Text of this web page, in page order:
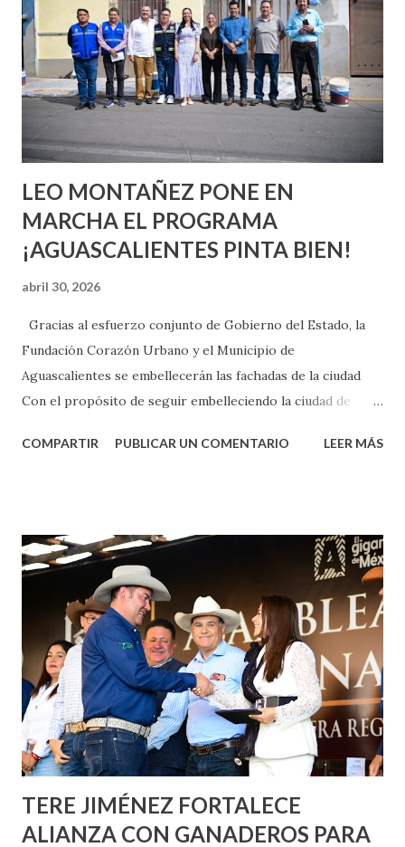
aprender y nuevas experiencias que conocer. Si eres una
chica y aún no has tenido relaciones sexuales, tal vez
pienses que el sexo será increíble y no puedas esperar para
experimentarlo, pero como cualquier persona con
experiencia te dirá, siempre es mejor cuando ambas partes
son suficientemen...
LEO MONTAÑEZ PONE EN
MARCHA EL PROGRAMA
¡AGUASCALIENTES PINTA BIEN!
abril 30, 2026
Gracias al esfuerzo conjunto de Gobierno del Estado, la
Fundación Corazón Urbano y el Municipio de
Aguascalientes se embellecerán las fachadas de la ciudad
Con el propósito de seguir embelleciendo la ciudad de
municipal, Leo Montañez dio inicio al programa
Corazón Urbano y el Municipio capital. Leo Montañez
informó que en este programa se usarán cerca de 90 mil
metros cuadrados de pintura, para dar inicio en la calle
Nieto, entre Jesús F. Elizondo y la calle 22 de Octubre, con
lo que se aplicará pintura en 66 casas. Posteriormente se
llevará este programa a Villas de Nuestra Señora de la
Asunción, Avenida Alameda y Decreto 27 de Septiembre, en
los edificios FOVISSSTE Ojo de Agua, en la comunidad
Norias de Paso Hondo y en los edificios de...
COMPARTIR PUBLICAR UN COMENTARIO LEER MÁS
TERE JIMÉNEZ FORTALECE
ALIANZA CON GANADEROS PARA